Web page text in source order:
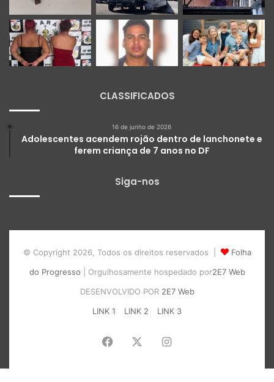
CLASSIFICADOS
16 de junho de 2026
Adolescentes acendem rojão dentro de lanchonete e
ferem criança de 7 anos no DF
Siga-nos
© Copyright 2026, Todos os direitos reservados |
Folha
do Progresso | Orgulhosamente hospedado por2E7 Web
DESENVOLVIDO POR 2E7 Web
LINK 1
LINK 2 LINK 3
Facebook Instagram